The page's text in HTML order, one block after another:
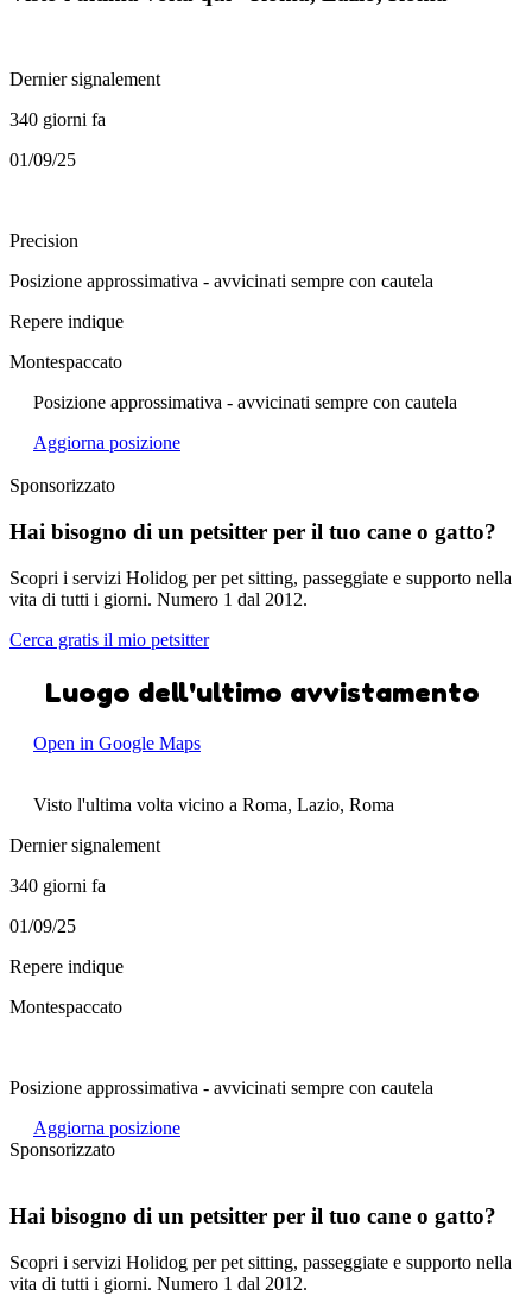
Dernier signalement
340 giorni fa
01/09/25
Precision
Posizione approssimativa - avvicinati sempre con cautela
Repere indique
Montespaccato
Posizione approssimativa - avvicinati sempre con cautela
Aggiorna posizione
Sponsorizzato
Hai bisogno di un petsitter per il tuo cane o gatto?
Scopri i servizi Holidog per pet sitting, passeggiate e supporto nella
vita di tutti i giorni. Numero 1 dal 2012.
Cerca gratis il mio petsitter
Luogo dell'ultimo avvistamento
Open in Google Maps
Visto l'ultima volta vicino a Roma, Lazio, Roma
Dernier signalement
340 giorni fa
01/09/25
Repere indique
Montespaccato
Posizione approssimativa - avvicinati sempre con cautela
Aggiorna posizione
Sponsorizzato
Hai bisogno di un petsitter per il tuo cane o gatto?
Scopri i servizi Holidog per pet sitting, passeggiate e supporto nella
vita di tutti i giorni. Numero 1 dal 2012.